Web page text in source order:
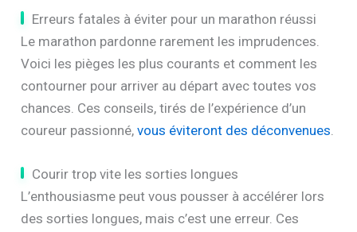
Erreurs fatales à éviter pour un marathon réussi
Le marathon pardonne rarement les imprudences.
Voici les pièges les plus courants et comment les
contourner pour arriver au départ avec toutes vos
chances. Ces conseils, tirés de l’expérience d’un
coureur passionné,vous éviteront des déconvenues
Courir trop vite les sorties longues
L’enthousiasme peut vous pousser à accélérer lors
des sorties longues, mais c’est une erreur. Ces